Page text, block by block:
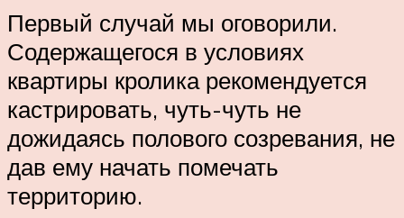
Первый случай мы оговорили.
Содержащегося в условиях
квартиры кролика рекомендуется
кастрировать, чуть-чуть не
дожидаясь полового созревания, не
дав ему начать помечать
территорию.